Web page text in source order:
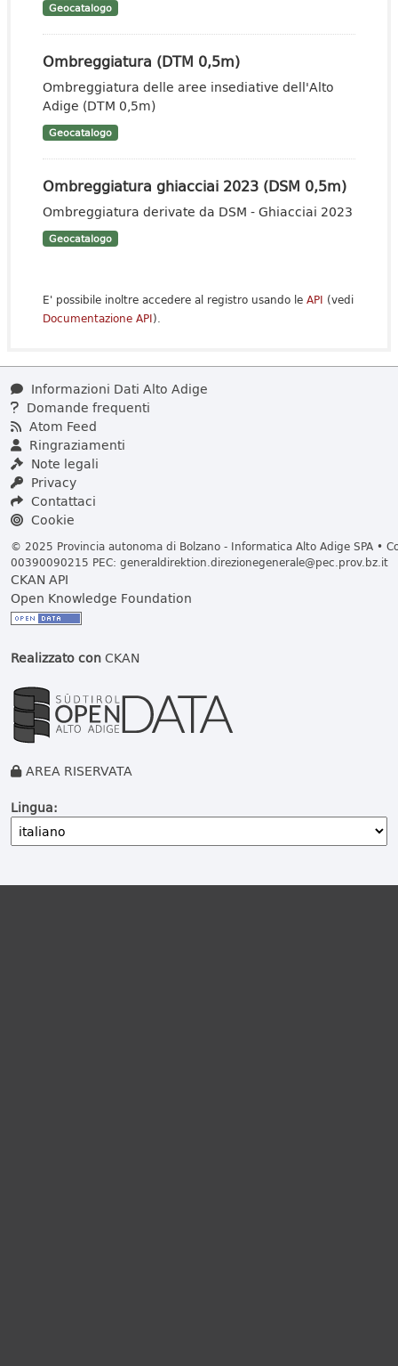
Geocatalogo
Ombreggiatura (DTM 0,5m)
Ombreggiatura delle aree insediative dell'Alto
Adige (DTM 0,5m)
Geocatalogo
Ombreggiatura ghiacciai 2023 (DSM 0,5m)
Ombreggiatura derivate da DSM - Ghiacciai 2023
Geocatalogo
E' possibile inoltre accedere al registro usando le API (vedi
Documentazione API).
Informazioni Dati Alto Adige
Domande frequenti
Atom Feed
Ringraziamenti
Note legali
Privacy
Contattaci
Cookie
© 2025 Provincia autonoma di Bolzano - Informatica Alto Adige SPA •
00390090215 PEC: generaldirektion.direzionegenerale@pec.prov.bz.it
CKAN API
Open Knowledge Foundation
Realizzato conCKAN
AREA RISERVATA
Lingua